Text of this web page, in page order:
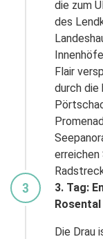
die zum
des
Flair
durch
erreichen
3 3. Tag:
Rosental
Die Drau